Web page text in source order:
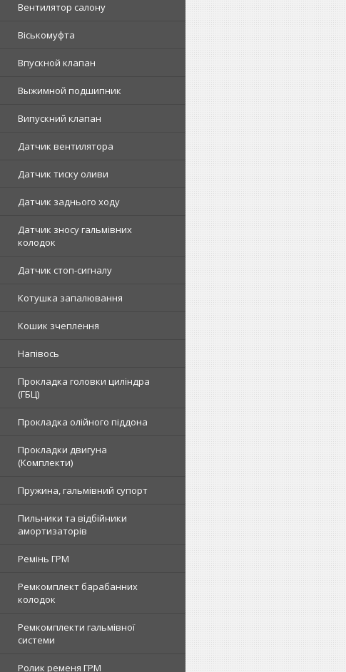
Вентилятор салону
Віськомуфта
Впускной клапан
Выжимной подшипник
Випускний клапан
Датчик вентилятора
Датчик тиску оливи
Датчик заднього ходу
Датчик зносу гальмівних
колодок
Датчик стоп-сигналу
Котушка запалювання
Кошик зчеплення
Напівось
Прокладка головки циліндра
(ГБЦ)
Прокладка олійного піддона
Прокладки двигуна
(Комплекти)
Пружина, гальмівний супорт
Пильники та відбійники
амортизаторів
Ремінь ГРМ
Ремкомплект барабанних
колодок
Ремкомплекти гальмівної
системи
Ролик ременя ГРМ